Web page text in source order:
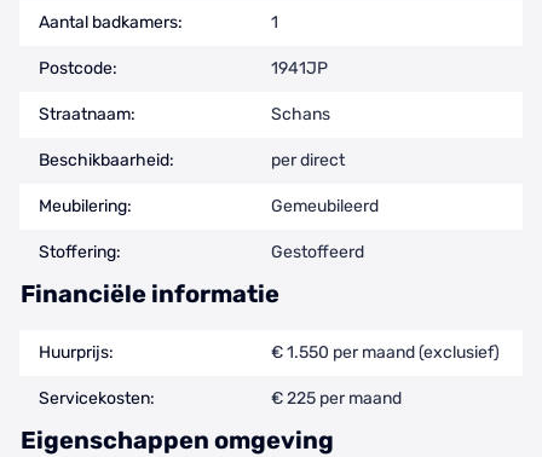
Aantal badkamers: 1
Postcode: 1941JP
Straatnaam: Schans
Beschikbaarheid: per direct
Meubilering: Gemeubileerd
Stoffering: Gestoffeerd
Financiële informatie
Huurprijs: € 1.550 per maand (exclusief)
Servicekosten: € 225 per maand
Eigenschappen omgeving